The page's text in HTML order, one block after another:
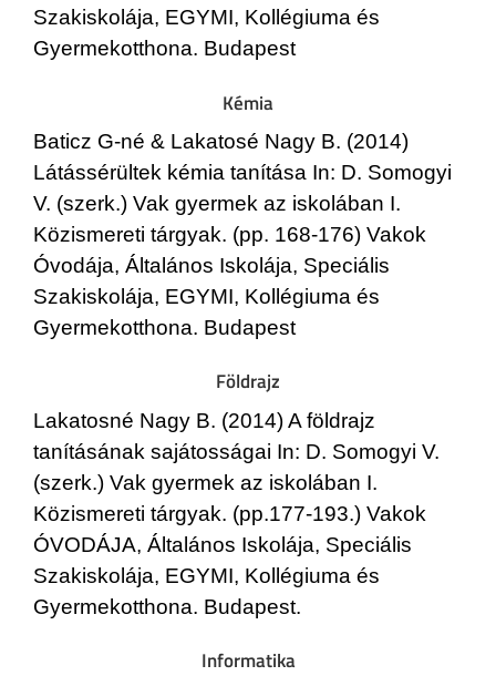
Szakiskolája, EGYMI, Kollégiuma és
Gyermekotthona. Budapest
Kémia
Baticz G-né & Lakatosé Nagy B. (2014)
Látássérültek kémia tanítása In: D. Somogyi
V. (szerk.) Vak gyermek az iskolában I.
Közismereti tárgyak. (pp. 168-176) Vakok
Óvodája, Általános Iskolája, Speciális
Szakiskolája, EGYMI, Kollégiuma és
Gyermekotthona. Budapest
Földrajz
Lakatosné Nagy B. (2014) A földrajz
tanításának sajátosságai In: D. Somogyi V.
(szerk.) Vak gyermek az iskolában I.
Közismereti tárgyak. (pp.177-193.) Vakok
ÓVODÁJA, Általános Iskolája, Speciális
Szakiskolája, EGYMI, Kollégiuma és
Gyermekotthona. Budapest.
Informatika